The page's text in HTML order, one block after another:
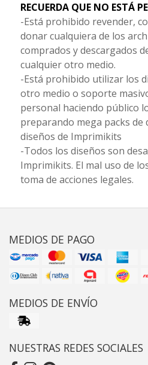
RECUERDA QUE NO ESTÁ
-Está prohibido revender,
donar cualquiera de los
comprados y descargados
cualquier otro medio.
-Está prohibido utilizar los
otro medio o soporte
personal haciendo público
preparando mega packs de
diseños de Imprimikits
-Todos los diseños son
Imprimikits. El mal uso de
toma de acciones legales.
MEDIOS DE PAGO
MEDIOS DE ENVÍO
NUESTRAS REDES SOCIALES